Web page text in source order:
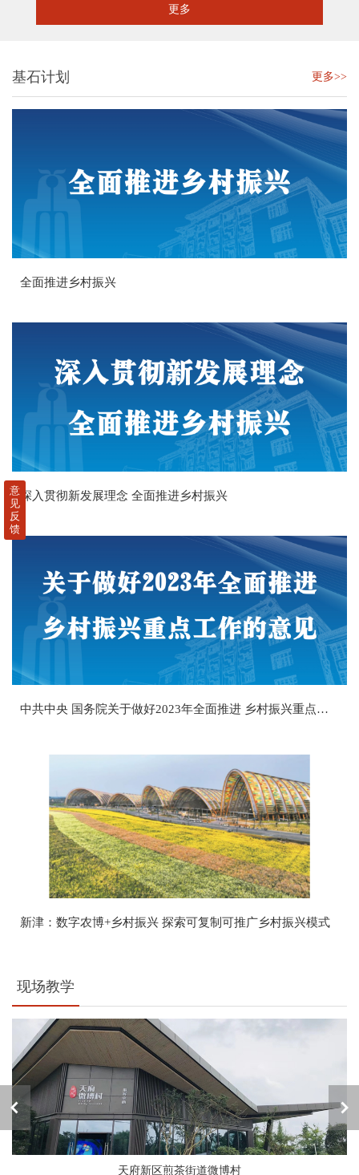
更多
基石计划 更多>>
全面推进乡村振兴
深入贯彻新发展理念 全面推进乡村振兴
中共中央 国务院关于做好2023年全面推进 乡村振兴重点工作的意见
新津：数字农博+乡村振兴 探索可复制可推广乡村振兴模式
现场教学
天府新区煎茶街道微博村
意
见
反
馈